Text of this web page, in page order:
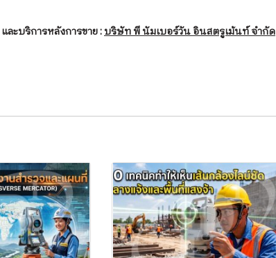
และบริการหลังการขาย :บริษัท พี นัมเบอร์วัน อินสตรูเม้นท์ จำกัด